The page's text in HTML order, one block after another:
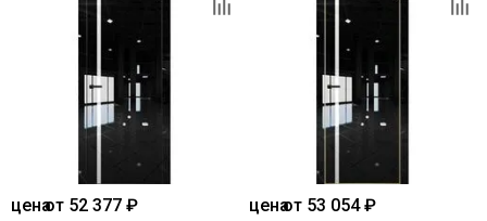
ценаот 52 377 ₽ ценаот 53 054 ₽